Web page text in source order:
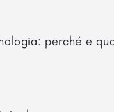
perché e